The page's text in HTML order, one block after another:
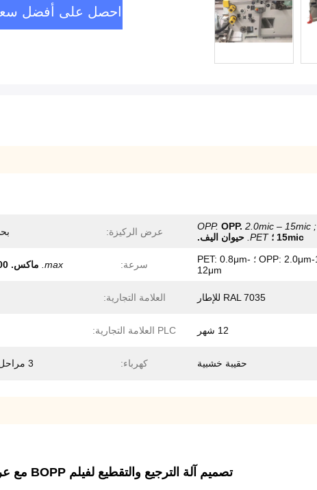
احصل على أفضل
OPP. OPP. 2.0mic – 15mic ;
15mic ؛
PET. حيوان اليف. عرض الركيزة: بحد
OPP: 2.0μm-15μm ؛ PET: 0.8μm-
12μm
سرعة: max. ماكس. 500
RAL 7035 للإطار العلامة التجارية:
12 شهر PLC العلامة التجارية:
حقيبة خشبية كهرباء: 3 مراحل * 200 فولت * 60 هرتز
تصميم آلة الترجيع والتقطيع لفيلم BOPP مع عرض 1000 مم